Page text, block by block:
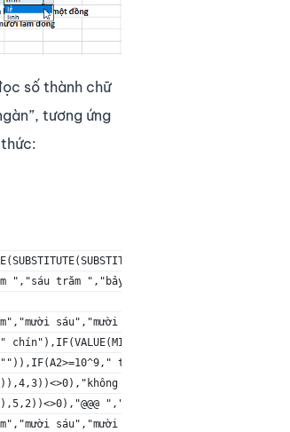
số thành chữ
tương ứng
","sáu trăm ","bảy trăm ","tám trăm ","chín
sáu","mười bảy","mười tám","mười
tỷ%%% ",""),
trăm
",""),
sáu","mười bảy","mười tám","mười